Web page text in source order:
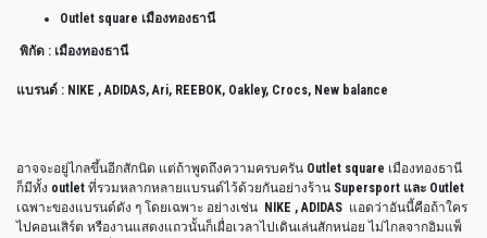
Outlet square เมืองทองธานี
พิกัด : เมืองทองธานี
แบรนด์ : NIKE , ADIDAS, Ari, REEBOK, Oakley, Crocs, New balance
อาจจะอยู่ไกลขึ้นอีกสักนิด แต่ถ้าพูดถึงความครบครัน Outlet square เมืองทองธานี
ก็มีทั้ง outlet ที่รวมหลากหลายแบรนด์ไว้ด้วยกันอย่างร้าน Supersport และ Outlet
เฉพาะของแบรนด์ดัง ๆ โดยเฉพาะ อย่างเช่น NIKE , ADIDAS แอดว่าอันนี้คือถ้าใคร
ไปคอนเสิร์ต หรืองานแสดงแถวนั้นก็เผื่อเวลาไปเดินเล่นสักหน่อย ไม่ไกลจากอิมแพ็